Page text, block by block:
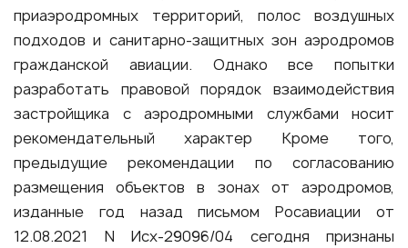
приаэродромных территорий, полос воздушных
подходов и санитарно-защитных зон аэродромов
гражданской авиации. Однако все попытки
разработать правовой порядок взаимодействия
застройщика с аэродромными службами носит
рекомендательный характер Кроме того,
предыдущие рекомендации по согласованию
размещения объектов в зонах от аэродромов,
изданные год назад письмом Росавиации от
12.08.2021 N Исх-29096/04 сегодня признаны